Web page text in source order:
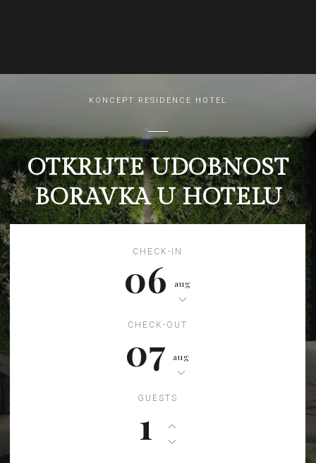
OTKRIJTE UDOBNOST
BORAVKA U HOTELU
CHECK-IN
06 aug
CHECK-OUT
07 aug
GUESTS
1